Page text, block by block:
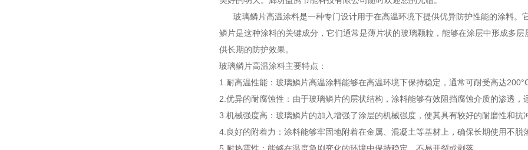
玻璃鳞片高温涂料是一种专门设计用于在高温环境下提供优异防护性能的涂料。
鳞片是这种涂料的关键成分，它们通常是薄片状的玻璃颗粒，能够在涂层中形成多
供长期的防护效果。
玻璃鳞片高温涂料主要特点：
1.耐高温性能：玻璃鳞片高温涂料能够在高温环境下保持稳定，通常可耐受高达
2.优异的耐腐蚀性：由于玻璃鳞片的层状结构，涂料能够有效阻挡腐蚀介质的渗透
3.机械强度高：玻璃鳞片的加入增强了涂层的机械强度，使其具有较好的耐磨性和抗
4.良好的附着力：涂料能够牢固地附着在金属、混凝土等基材上，确保长期使用不脱